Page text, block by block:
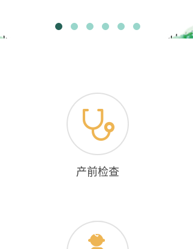
产前检查